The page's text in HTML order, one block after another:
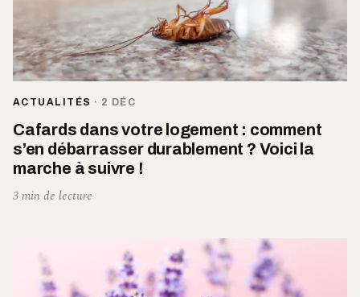
ACTUALITÉS · 2 DÉC
Cafards dans votre logement : comment
s’en débarrasser durablement ? Voici la
marche à suivre !
3 min de lecture